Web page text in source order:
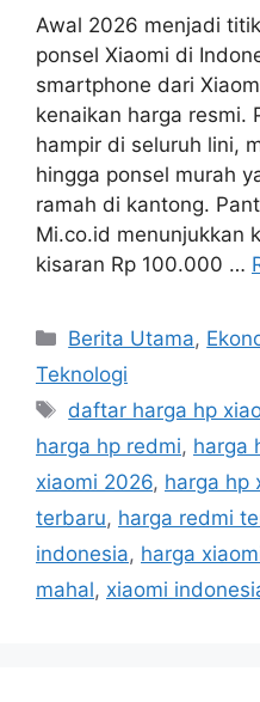
Awal 2026 menjadi
ponsel Xiaomi di
smartphone dari
kenaikan harga resmi.
hampir di seluruh lini,
hingga ponsel murah
ramah di kantong.
Mi.co.id menunjukkan
kisaran Rp 100.000 …
C
a
e
g
o
r
i
s
Berita Utama,
Teknologi
T
a
g
s
daftar harga hp
harga hp redmi, harga
xiaomi 2026, harga hp
terbaru, harga redmi
indonesia, harga
mahal, xiaomi